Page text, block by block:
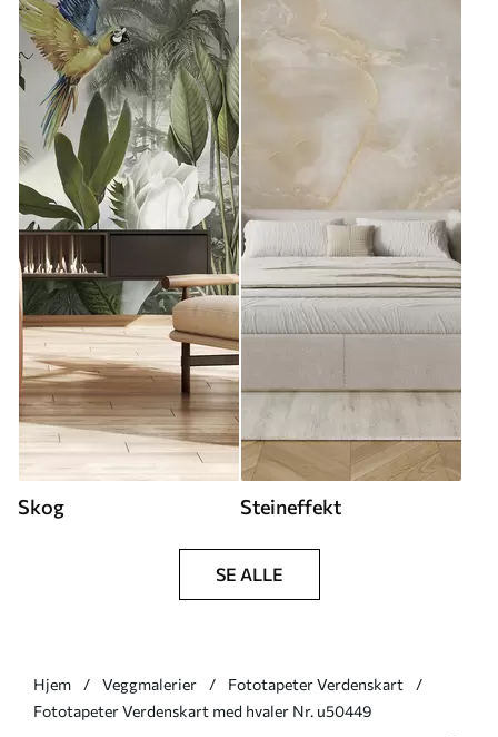
Skog Steineffekt
SE ALLE
Hjem Veggmalerier
Fototapeter Verdenskart
Fototapeter Verdenskart med hvaler Nr. u50449